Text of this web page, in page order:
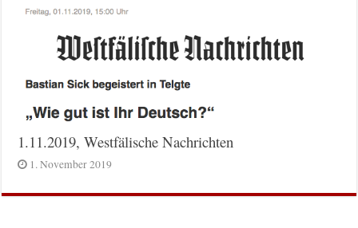
1.11.2019, Westfälische Nachrichten
1. November 2019